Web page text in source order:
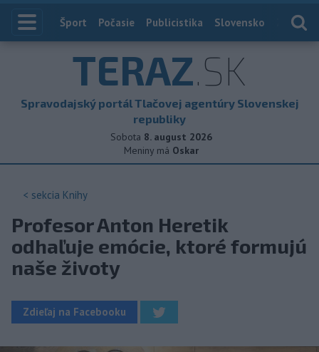
Index
Šport Počasie Publicistika Slovensko
TERAZ.SK
Spravodajský portál Tlačovej agentúry Slovenskej
republiky
Sobota 8. august 2026
Meniny má Oskar
< sekcia Knihy
Profesor Anton Heretik
odhaľuje emócie, ktoré formujú
naše životy
Zdieľaj na Facebooku